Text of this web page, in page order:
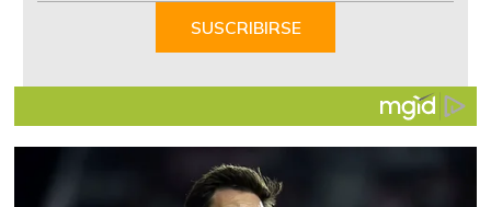
SUSCRIBIRSE